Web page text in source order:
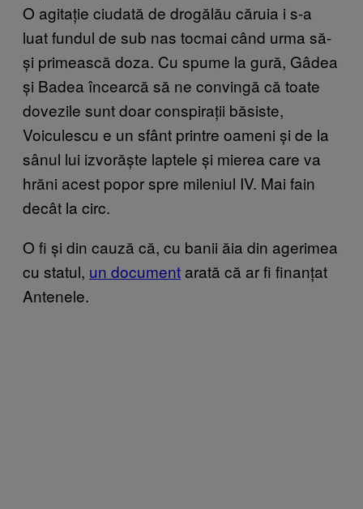
O agitație ciudată de drogălău căruia i s-a
luat fundul de sub nas tocmai când urma să-
și primească doza. Cu spume la gură, Gâdea
și Badea încearcă să ne convingă că toate
dovezile sunt doar conspirații băsiste,
Voiculescu e un sfânt printre oameni și de la
sânul lui izvorăște laptele și mierea care va
hrăni acest popor spre mileniul IV. Mai fain
decât la circ.
O fi și din cauză că, cu banii ăia din agerimea
cu statul, un document arată că ar fi finanțat
Antenele.